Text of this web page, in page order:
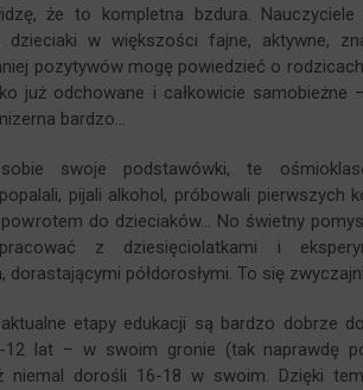
że to kompletna bzdura.
dzieciaki w większości fajne, aktywne,
pozytywów mogę powiedzieć o
już odchowane i całkowicie
bardzo…
sobie swoje podstawówki, te
pijali alkohol, próbowali pierwszych
do dzieciaków… No świetny
z dziesięciolatkami i
dorastającymi półdorosłymi. To się
etapy edukacji są bardzo dobrze
12 lat – w swoim gronie (tak naprawdę
dorośli 16-18 w swoim. Dzięki